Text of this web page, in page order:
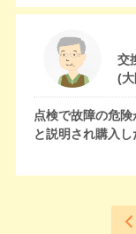
交
(
点検で故障の危
と説明され購入し